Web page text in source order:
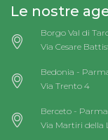
Le nostre
Borgo Val di
Via Cesare
Bedonia -
Via Trento 4
Berceto - Parma
Via Martiri della